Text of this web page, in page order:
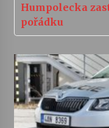
Humpolecka
pořádku